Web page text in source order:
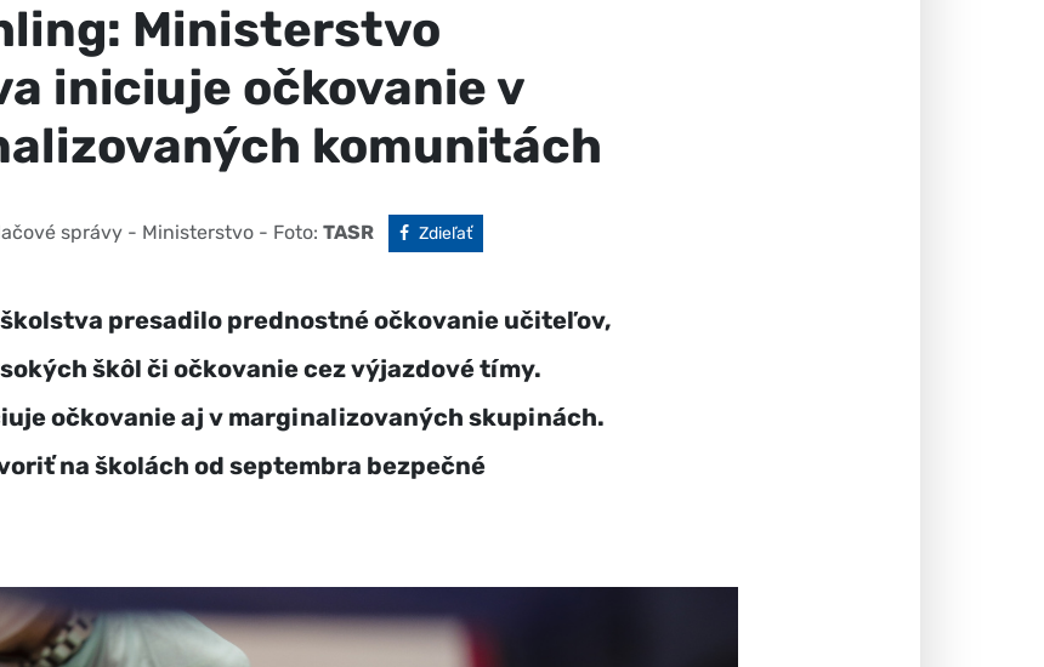
Ministerstvo
iniciuje očkovanie v
komunitách
správy - Ministerstvo - Foto: TASR Facebook
Zdieľať
presadilo prednostné očkovanie učiteľov,
škôl či očkovanie cez výjazdové tímy.
očkovanie aj v marginalizovaných skupinách.
na školách od septembra bezpečné